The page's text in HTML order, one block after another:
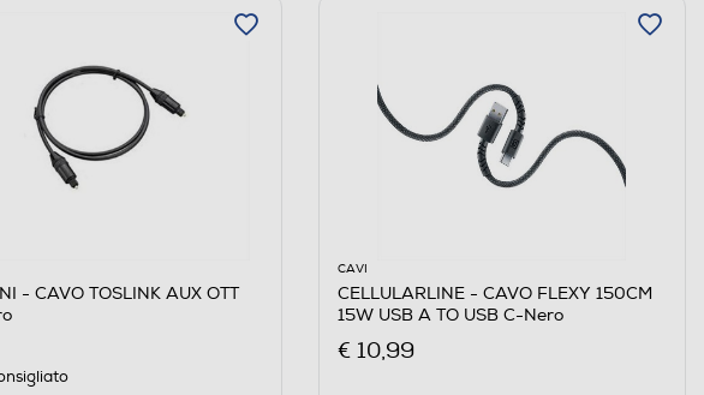
- CAVO TOSLINK AUX OTT
CAVI
CELLULARLINE - CAVO FLEXY 150CM
15W USB A TO USB C-Nero
€ 10,99